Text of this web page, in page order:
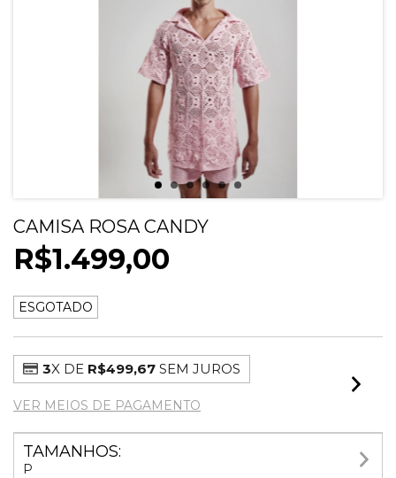
CAMISA ROSA CANDY
R$1.499,00
ESGOTADO
3X DE R$499,67SEM JUROS
VER MEIOS DE PAGAMENTO
TAMANHOS:
P